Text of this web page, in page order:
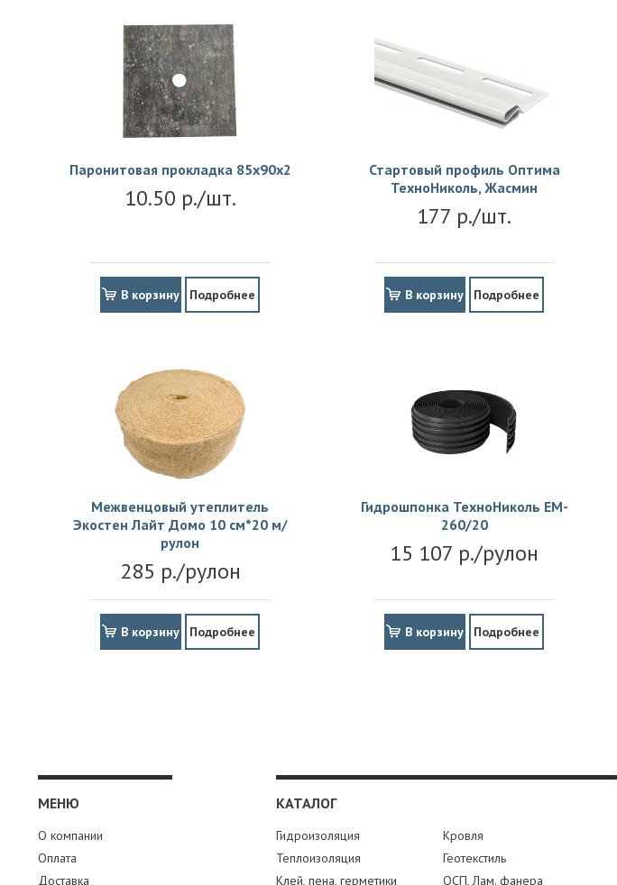
Паронитовая прокладка 85x90x2
10.50 р./шт.
В корзину Подробнее
Стартовый профиль Оптима
ТехноНиколь, Жасмин
177 р./шт.
В корзину Подробнее
Межвенцовый утеплитель
Экостен Лайт Домо 10 см*20 м/
рулон
285 р./рулон
В корзину Подробнее
Гидрошпонка ТехноНиколь EM-
260/20
15 107 р./рулон
В корзину Подробнее
МЕНЮ
О компании
Оплата
Доставка
КАТАЛОГ
Гидроизоляция
Кровля
Теплоизоляция
Геотекстиль
Клей, пена, герметики
ОСП, Лам. фанера